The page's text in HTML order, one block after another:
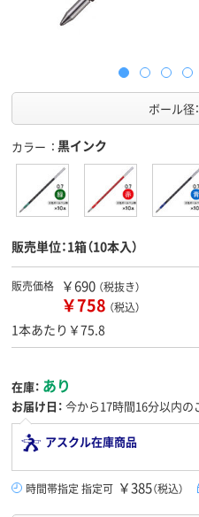
ボール径
カラー 黒インク
販売単位：1箱（10本入）
販売価格 ￥690 （税抜き）
￥758 （税込）
1本あたり￥75.8
在庫： あり
お届け日： 今から17時間16分以内の
アスクル在庫商品
時間帯指定 指定可 ￥385（税込）